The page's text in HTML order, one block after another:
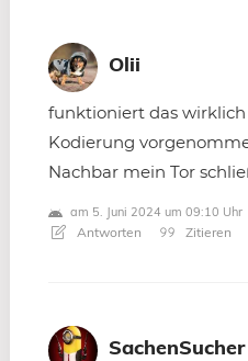
Olii
funktioniert das
Kodierung
Nachbar mein Tor
am 5. Juni 2024 um 09:10 Uhr
Antworten Zitieren
SachenSucher